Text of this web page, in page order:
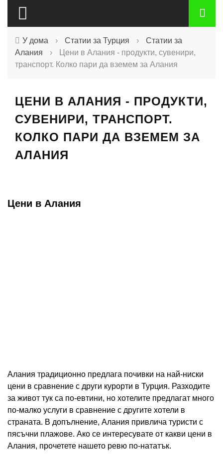
У дома › Статии за Турция ›
Статии за
Алания
›
Цени в Алания - продукти, сувенири,
транспорт. Колко пари да вземем за Алания
ЦЕНИ В АЛАНИЯ - ПРОДУКТИ,
СУВЕНИРИ, ТРАНСПОРТ.
КОЛКО ПАРИ ДА ВЗЕМЕМ ЗА
АЛАНИЯ
Цени в Алания
Алания традиционно предлага почивки на най-ниски
цени в сравнение с други курорти в Турция. Разходите
за живот тук са по-евтини, но хотелите предлагат много
по-малко услуги в сравнение с другите хотели в
страната. В допълнение, Алания привлича туристи с
пясъчни плажове. Ако се интересувате от какви цени в
Алания, прочетете нашето ревю по-нататък.